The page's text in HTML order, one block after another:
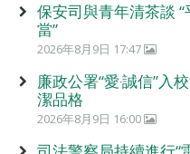
保安司與青年清茶談
當”
2026年8月9日 17:47
廉政公署“愛‧誠信”入
潔品格
2026年8月9日 16:00